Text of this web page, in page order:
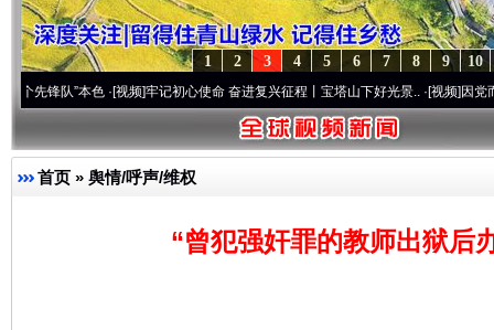
10
9
8
7
6
5
4
3
2
1
本色·[视频]牢记初心使命 奋进复兴征程丨宝塔山下好光景..·[视频]因党而生 为党而
首页 » 舆情/呼声/维权
“曾犯强奸罪的教师出狱后